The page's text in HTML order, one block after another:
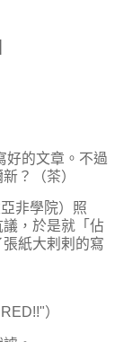
好的文章。不過
？（茶）
非學院）照
，於是就「佔
紙大剌剌的寫
）